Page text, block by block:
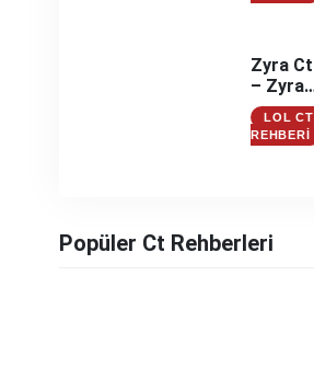
Zyra
– Zyra
Counter
Zyra
LOL CT
REHBERI
Popüler Ct Rehberleri